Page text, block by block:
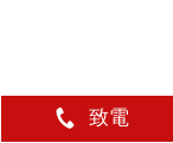
致電